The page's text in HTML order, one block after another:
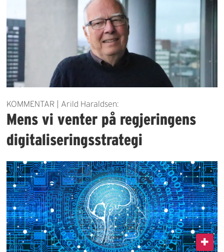
KOMMENTAR | Arild Haraldsen:
Mens vi venter på regjeringens
digitaliseringsstrategi